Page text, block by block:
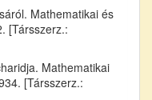
Mathematikai és
[Társszerz.:
Mathematikai
[Társszerz.: